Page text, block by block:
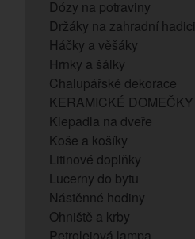
Dózy na potraviny
Držáky na zahradní hadici
Háčky a věšáky
Hrnky a šálky
Chalupářské dekorace
KERAMICKÉ DOMEČKY
Klepadla na dveře
Koše a košíky
Litinové doplňky
Lucerny do bytu
Nástěnné hodiny
Ohniště a krby